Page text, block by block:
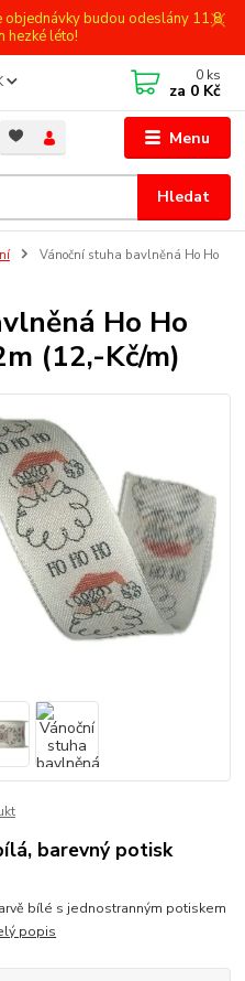
objednávky budou odeslány 11.8.
hezké léto!
Menu
Hledat
0 ks
za 0 Kč
Vánoční stuha bavlněná Ho Ho
Ho Ho
(12,-Kč/m)
barevný potisk
bílé s jednostranným potiskem
popis